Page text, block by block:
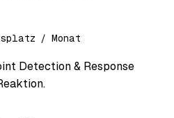
/ Monat
Detection & Response